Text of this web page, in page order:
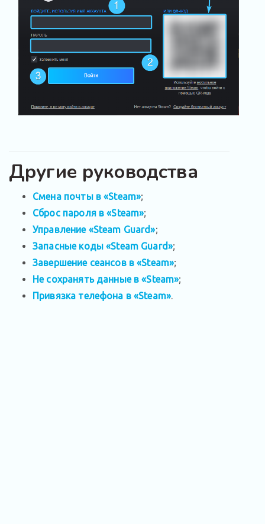
Другие руководства
Смена почты в «Steam»;
Сброс пароля в «Steam»;
Управление «Steam Guard»;
Запасные коды «Steam Guard»;
Завершение сеансов в «Steam»;
Не сохранять данные в «Steam»;
Привязка телефона в «Steam».